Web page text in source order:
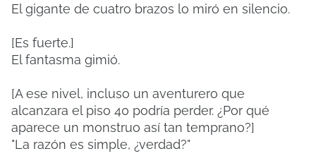
El gigante de cuatro brazos lo miró en silencio.
[Es fuerte.]
El fantasma gimió.
[A ese nivel, incluso un aventurero que
alcanzara el piso 40 podría perder. ¿Por qué
aparece un monstruo así tan temprano?]
"La razón es simple, ¿verdad?"